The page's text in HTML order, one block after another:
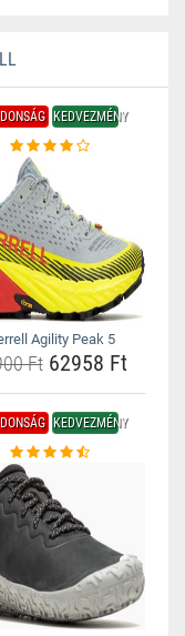
KEDVEZMÉNY
Agility Peak 5
Ft62958 Ft
KEDVEZMÉNY